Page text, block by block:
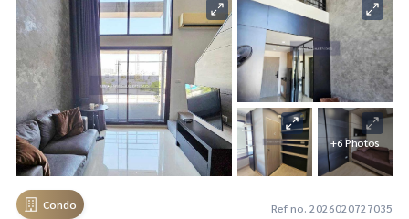
+6 Photos
Condo Ref no. 2026020727035